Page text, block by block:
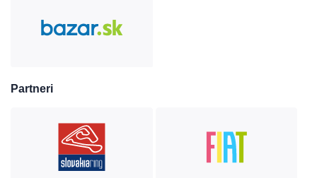
Partneri